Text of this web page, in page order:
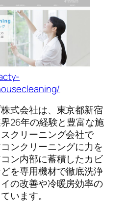
式会社は、東京都新宿
26年の経験と豊富な施
クリーニング会社で
ンクリーニングに力を
ン内部に蓄積したカビ
を専用機材で徹底洗浄
の改善や冷暖房効率の
います。